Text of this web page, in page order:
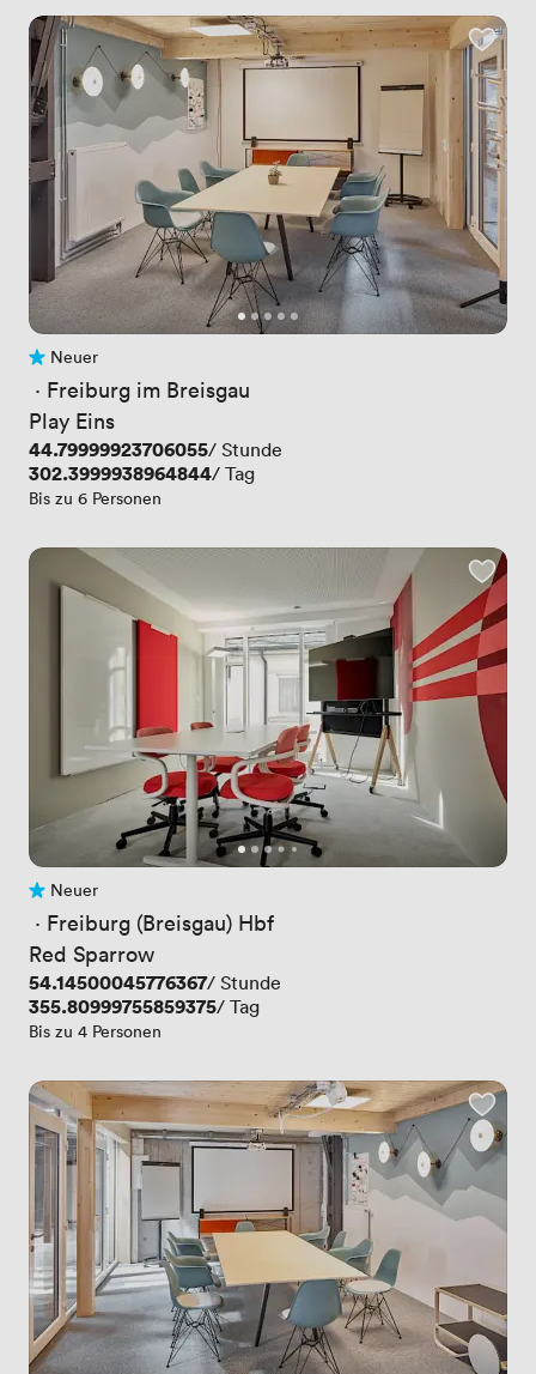
Noch keine Bewertungen
Neuer
· Freiburg im Breisgau
Play Eins
Preis
44.79999923706055/ Stunde
Preis
302.3999938964844/ Tag
Bis zu 6 Personen
Noch keine Bewertungen
Neuer
· Freiburg (Breisgau) Hbf
Red Sparrow
Preis
54.14500045776367/ Stunde
Preis
355.80999755859375/ Tag
Bis zu 4 Personen